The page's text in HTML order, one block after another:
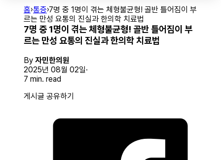
홈›통증›7명 중 1명이 겪는 체형불균형! 골반 틀어짐이 부
르는 만성 요통의 진실과 한의학 치료법
7명 중 1명이 겪는 체형불균형! 골반 틀어짐이 부
르는 만성 요통의 진실과 한의학 치료법
By 자민한의원
2025년 08월 02일
7 min. read
게시글 공유하기